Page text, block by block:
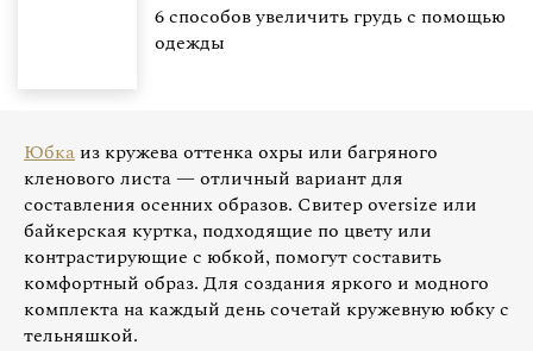
6 способов увеличить грудь с помощью
одежды
Юбка из кружева оттенка охры или багряного
кленового листа — отличный вариант для
составления осенних образов. Свитер oversize или
байкерская куртка, подходящие по цвету или
контрастирующие с юбкой, помогут составить
комфортный образ. Для создания яркого и модного
комплекта на каждый день сочетай кружевную юбку с
тельняшкой.